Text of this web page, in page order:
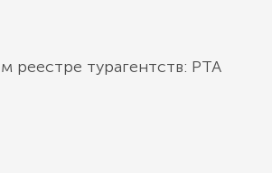
реестре турагентств: РТА